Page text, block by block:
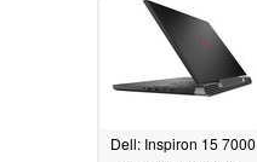
Dell: Inspiron 15 7000